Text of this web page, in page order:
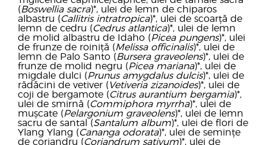
(Boswellia sacra)*, ulei de lemn de chiparos
albastru (Callitris intratropica)*, ulei de scoarță de
lemn de cedru (Cedrus atlantica)*, ulei de lemn
de molid albastru de Idaho (Picea pungens)*, ulei
de frunze de roiniță (Melissa officinalis)*, ulei de
lemn de Palo Santo (Bursera graveolens)*, ulei de
frunze de molid negru (Picea mariana)*, ulei de
migdale dulci (Prunus amygdalus dulcis)*, ulei de
rădăcini de vetiver ( Vetiveria zizanoides)*, ulei de
coji de bergamote (Citrus aurantium bergamia)*,
ulei de smirnă (Commiphora myrrha)*, ulei de
mușcate (Pelargonium graveolens)*, ulei de lemn
sacru de santal (Santalum album)*, ulei de flori de
Ylang Ylang (Cananga odorata)*, ulei de semințe
de coriandru (Coriandrum sativum)*, ulei de